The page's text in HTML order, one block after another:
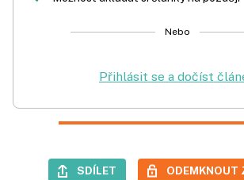
Nebo
Přihlásit se a dočíst
SDÍLET ODEMKNOUT